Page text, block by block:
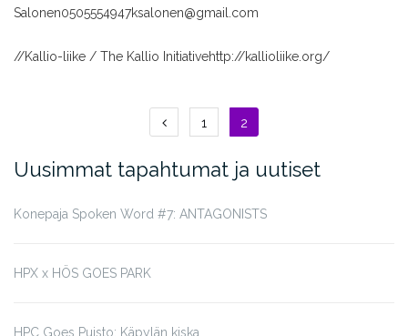
Salonen0505554947ksalonen@gmail.com
//Kallio-liike / The Kallio Initiativehttp://kallioliike.org/
Artikkelien
selaus
1 2
Uusimmat tapahtumat ja uutiset
Konepaja Spoken Word #7: ANTAGONISTS
HPX x HÖS GOES PARK
HPC Goes Puisto: Käpylän kiska